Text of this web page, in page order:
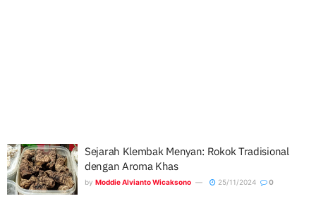
Sejarah Klembak Menyan: Rokok Tradisional
dengan Aroma Khas
by Moddie Alvianto Wicaksono 25/11/2024 0